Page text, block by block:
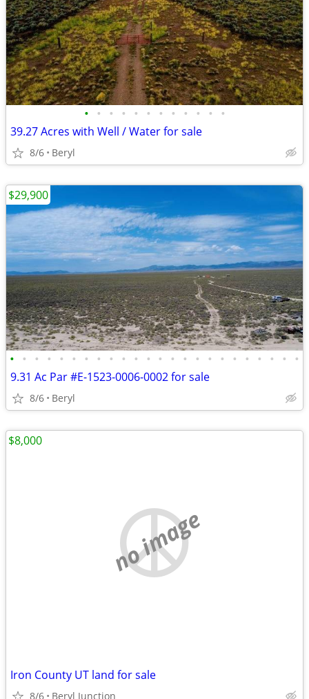
• • • • • • • • • • • •
39.27 Acres with Well / Water for sale
8/6 Beryl
• • • • • • • • • • • • • • • • • • • • • • • •
9.31 Ac Par #E-1523-0006-0002 for sale
8/6 Beryl
$29,900
no image
Iron County UT land for sale
8/6 Beryl Junction
$8,000